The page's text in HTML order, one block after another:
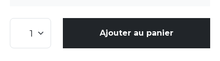
Ajouter au panier